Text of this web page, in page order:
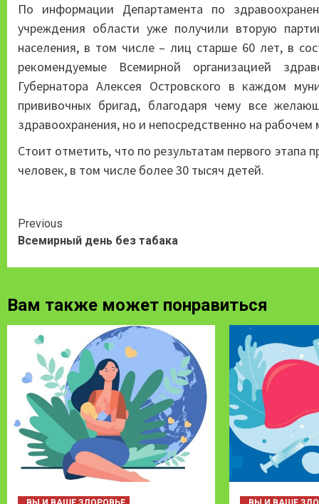
По информации Департамента по
учреждения области уже получили вторую
населения, в том числе – лиц старше 60 лет, в
рекомендуемые Всемирной организацией
Губернатора Алексея Островского в каждом
прививочных бригад, благодаря чему все
здравоохранения, но и непосредственно на рабочем
Стоит отметить, что по результатам первого
человек, в том числе более 30 тысяч детей.
Continue
Reading
Previous
Всемирный день без табака
Вам также может понравиться